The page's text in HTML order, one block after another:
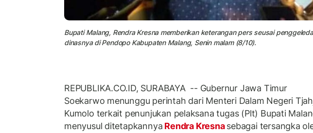
Bupati Malang, Rendra Kresna memberikan keterangan pers seusai
dinasnya di Pendopo Kabupaten Malang, Senin malam (8/10).
REPUBLIKA.CO.ID, SURABAYA -- Gubernur Jawa Timur
Soekarwo menunggu perintah dari Menteri Dalam Negeri
Kumolo terkait penunjukan pelaksana tugas (Plt) Bupati
menyusul ditetapkannya Rendra Kresnasebagai tersangka